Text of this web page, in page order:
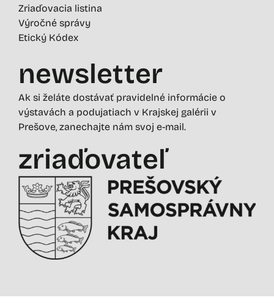
Zriaďovacia listina
Výročné správy
Etický Kódex
newsletter
Ak si želáte dostávať pravidelné informácie o
výstavách a podujatiach v Krajskej galérii v
Prešove, zanechajte nám svoj e-mail.
zriaďovateľ